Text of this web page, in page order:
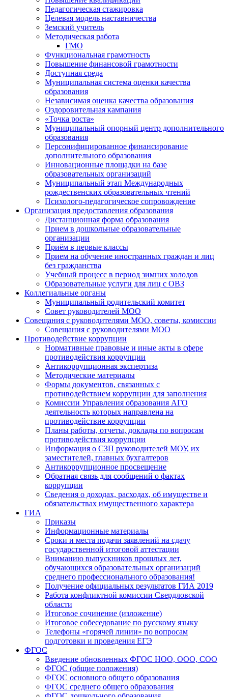
Педагогическая стажировка
Целевая модель наставничества
Земский учитель
Методическая работа
ГМО
Функциональная грамотность
Повышение финансовой грамотности
Доступная среда
Муниципальная система оценки качества
образования
Независимая оценка качества образования
Оздоровительная кампания
«Точка роста»
Муниципальный опорный центр дополнительного
образования
Персонифицированное финансирование
дополнительного образования
Инновационные площадки на базе
образовательных организаций
Муниципальный этап Международных
рождественских образовательных чтений
Психолого-педагогическое сопровождение
Организация предоставления образования
Дистанционная форма образования
Прием в дошкольные образовательные
организации
Приём в первые классы
Прием на обучение иностранных граждан и лиц
без гражданства
Учебный процесс в период зимних холодов
Образовательные услуги для лиц с ОВЗ
Коллегиальные органы
Муниципальный родительский комитет
Совет руководителей МОО
Совещания с руководителями МОО, советы, комиссии
Совещания с руководителями МОО
Противодействие коррупции
Нормативные правовые и иные акты в сфере
противодействия коррупции
Антикоррупционная экспертиза
Методические материалы
Формы документов, связанных с
противодействием коррупции для заполнения
Комиссии Управления образования АГО
деятельность которых направлена на
противодействие коррупции
Планы работы, отчеты, доклады по вопросам
противодействия коррупции
Информация о СЗП руководителей МОУ, их
заместителей, главных бухгалтеров
Антикоррупционное просвещение
Обратная связь для сообщений о фактах
коррупции
Сведения о доходах, расходах, об имуществе и
обязательствах имущественного характера
ГИА
Приказы
Информационные материалы
Сроки и места подачи заявлений на сдачу
государственной итоговой аттестации
Вниманию выпускников прошлых лет,
обучающихся образовательных организаций
среднего профессионального образования!
Получение официальных результатов ГИА 2019
Работа конфликтной комиссии Свердловской
области
Итоговое сочинение (изложение)
Итоговое собеседование по русскому языку
Телефоны «горячей линии» по вопросам
подготовки и проведения ЕГЭ
ФГОС
Введение обновленных ФГОС НОО, ООО, СОО
ФГОС (общие положения)
ФГОС основного общего образования
ФГОС среднего общего образования